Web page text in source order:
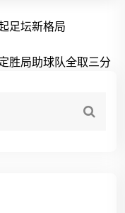
足坛新格局
胜局助球队全取三分